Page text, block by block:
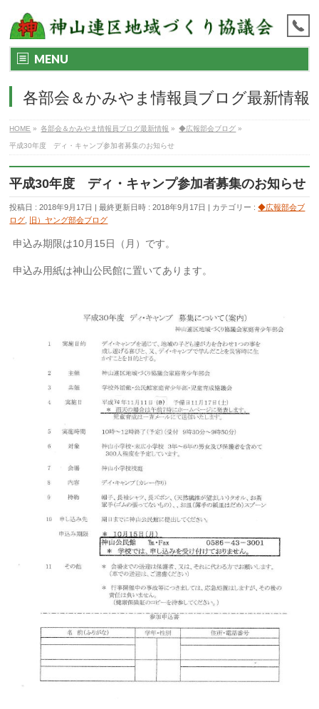
MENU
各部会＆かみやま情報員ブログ最新情報
HOME » 各部会＆かみやま情報員ブログ最新情報 » ◆広報部会ブログ »
平成30年度 ディ・キャンプ参加者募集のお知らせ
平成30年度 ディ・キャンプ参加者募集のお知らせ
投稿日 : 2018年9月17日 最終更新日時 : 2018年9月17日 カテゴリー :◆広報部会ブ
ログ
旧）ヤング部会ブログ
申込み期限は10月15日（月）です。
申込み用紙は神山公民館に置いてあります。